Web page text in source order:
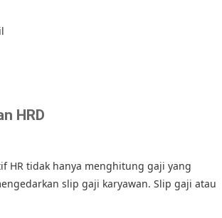
HRD
HR tidak hanya menghitung gaji yang
slip gaji karyawan. Slip gaji atau